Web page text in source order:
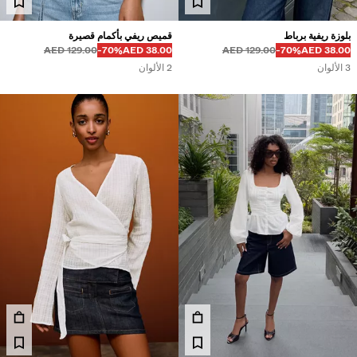
بلوزة ريفية برباط
38.00 AED
‭-70%‬
129.00 AED
3 الألوان
قميص ريفي بأكمام قصيرة
السعر بالخصم
38.00 AED خصم من ‭-70%‬ قبل 129.00 AED قبل
2 الألوان